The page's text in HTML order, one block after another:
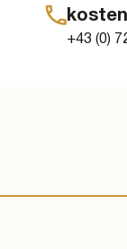
+43 (0)